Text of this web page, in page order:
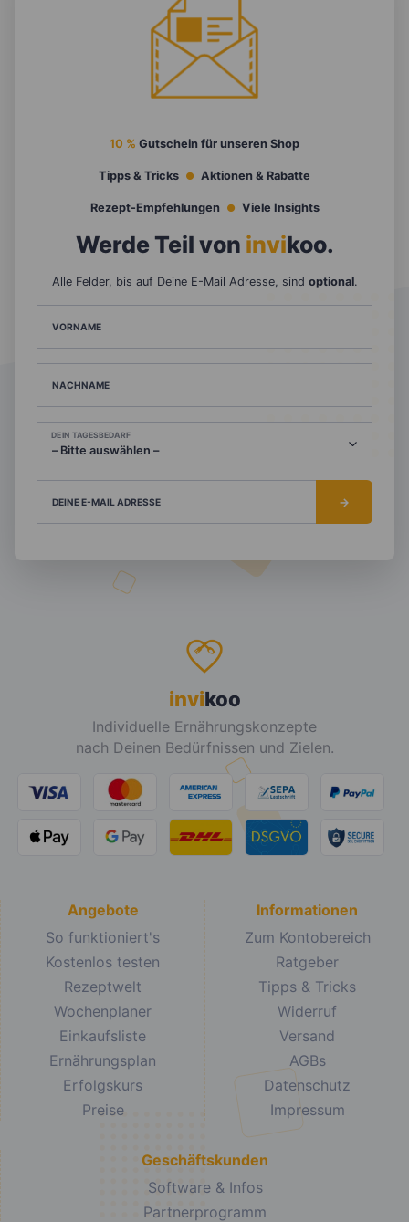
10 % Gutschein für unseren Shop
Tipps & Tricks Aktionen & Rabatte
Rezept-Empfehlungen Viele Insights
Werde Teil von invikoo.
Alle Felder, bis auf Deine E-Mail Adresse, sind optional.
VORNAME
NACHNAME
DEIN TAGESBEDARF
DEINE E-MAIL ADRESSE
invikoo
Individuelle Ernährungskonzepte
nach Deinen Bedürfnissen und Zielen.
Angebote
So funktioniert's
Kostenlos testen
Rezeptwelt
Wochenplaner
Einkaufsliste
Ernährungsplan
Erfolgskurs
Preise
Informationen
Zum Kontobereich
Ratgeber
Tipps & Tricks
Widerruf
Versand
AGBs
Datenschutz
Impressum
Geschäftskunden
Software & Infos
Partnerprogramm